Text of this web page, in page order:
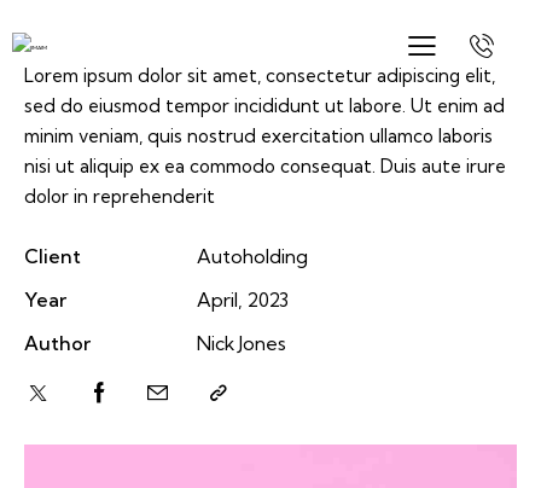
Lorem ipsum dolor sit amet, consectetur adipiscing elit,
sed do eiusmod tempor incididunt ut labore. Ut enim ad
minim veniam, quis nostrud exercitation ullamco laboris
nisi ut aliquip ex ea commodo consequat. Duis aute irure
dolor in reprehenderit
Client
Autoholding
Year
April, 2023
Author
Nick Jones